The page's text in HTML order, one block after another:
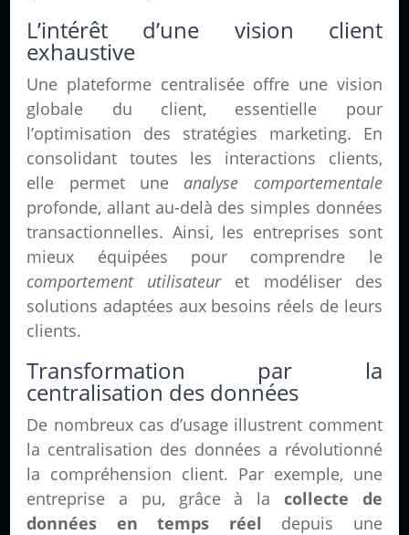
L’intérêt d’une vision client
exhaustive
Une plateforme centralisée offre une vision
globale du client, essentielle pour
l’optimisation des stratégies marketing. En
consolidant toutes les interactions clients,
elle permet une analyse comportementale
profonde, allant au-delà des simples données
transactionnelles. Ainsi, les entreprises sont
mieux équipées pour comprendre le
comportement utilisateuret modéliser des
solutions adaptées aux besoins réels de leurs
clients.
Transformation par la
centralisation des données
De nombreux cas d’usage illustrent comment
la centralisation des données a révolutionné
la compréhension client. Par exemple, une
entreprise a pu, grâce à la collecte de
données en temps réel depuis une